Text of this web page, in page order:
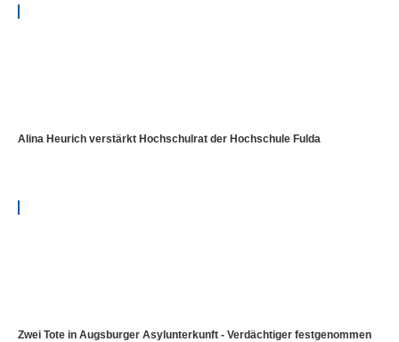
Alina Heurich verstärkt Hochschulrat der Hochschule Fulda
Zwei Tote in Augsburger Asylunterkunft - Verdächtiger festgenommen